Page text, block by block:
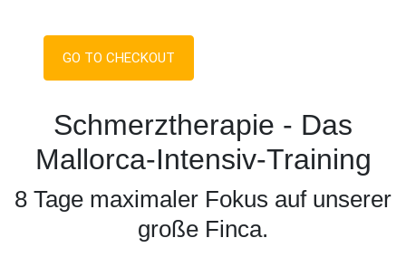
GO TO CHECKOUT
Schmerztherapie - Das
Mallorca-Intensiv-Training
8 Tage maximaler Fokus auf unserer
große Finca.